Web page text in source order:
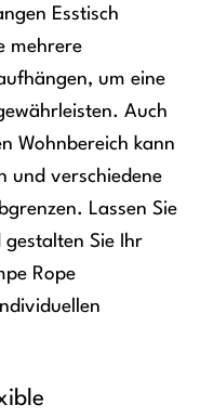
Esstisch
mehrere
um eine
Auch
Wohnbereich kann
und verschiedene
Lassen Sie
Sie Ihr
Rope